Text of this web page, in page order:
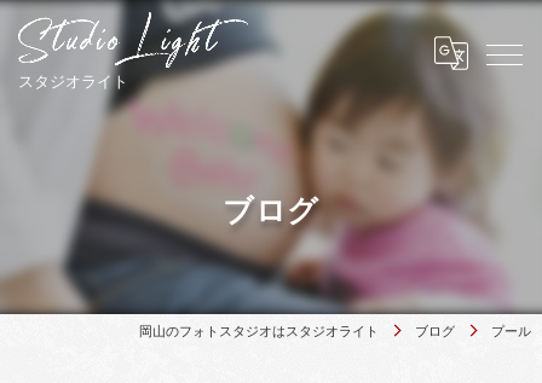
ブログ
岡山のフォトスタジオはスタジオライト ブログ プール